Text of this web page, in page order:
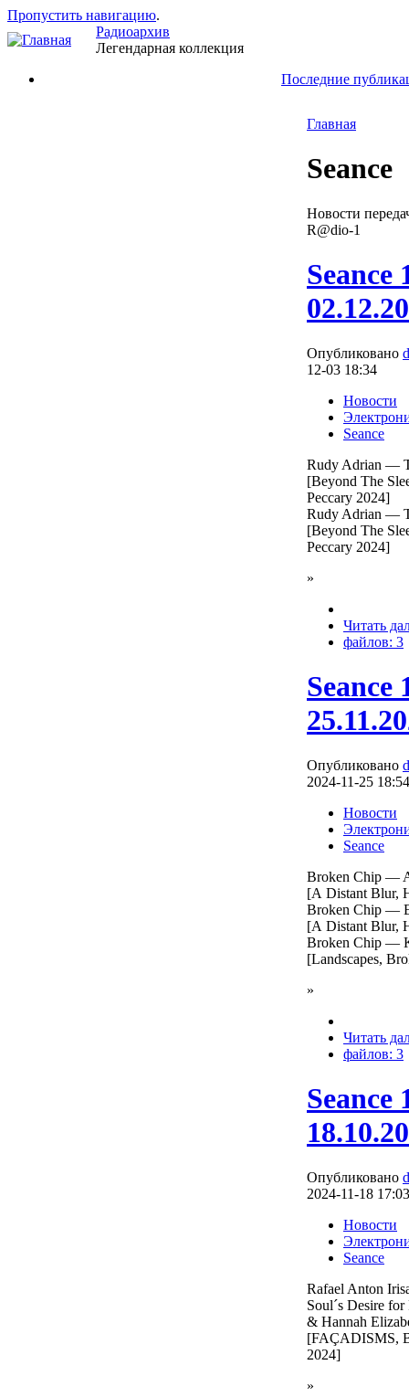
Пропустить навигацию.
Радиоархив
Легендарная коллекция
Последние
Главная
Seance
Новости
R@dio-1
Seance
Опубликовано
12-03 18:34
Новости
Seance
Rudy Adrian —
[Beyond The
Peccary 2024]
Rudy Adrian —
[Beyond The
Peccary 2024]
»
Читать
файлов: 3
Seance
Опубликовано
2024-11-25 18:54
Новости
Seance
Broken Chip —
[A Distant Blur,
Broken Chip —
[A Distant Blur,
Broken Chip —
[Landscapes,
»
Читать
файлов: 3
Seance
Опубликовано
2024-11-18 17:03
Новости
Seance
Rafael Anton
Soul´s Desire
& Hannah
[FAÇADISMS,
2024]
»